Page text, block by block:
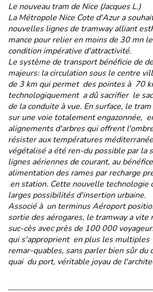
Le nouveau tram de Nice (Jacques L.)
La Métropole Nice Cote d'Azur a
nouvelles lignes de tramway alliant
mance pour relier en moins de 30 mn
condition impérative d'attractivité.
Le système de transport bénéficie de
majeurs: la circulation sous le centre
de 3 km qui permet des pointes à 70
technologiquement a dû sacrifier le
de la conduite à vue. En surface, le
sur une voie totalement engazonnée,
alignements d'arbres qui offrent
résister aux températures
végétalisé a été ren-du possible par la
lignes aériennes de courant, au
alimentation des rames par recharge
en station. Cette nouvelle technologie
larges possibilités d'insertion urbaine.
Associé à un terminus Aéroport
sortie des aérogares, le tramway a vite
suc-cès avec près de 100 000
qui s'approprient en plus les multiples
remar-quables, sans parler bien sûr du
quai du port, véritable joyau de